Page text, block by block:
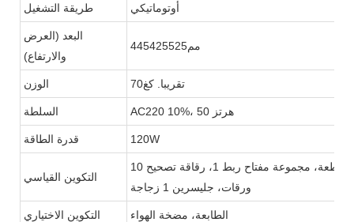
طريقة التشغيل أوتوماتيكي
البعد (العرض
والارتفاع)
مم445425525
الوزن تقريبا. كغ70
السلطة AC220 10%، 50 هرتز
قدرة الطاقة 120W
التكوين القياسي
غشاء مطاطي 1 قطعة، مجموعة مفتاح ربط 1، رقاقة تصحيح 10
ورقات، جليسرين 1 زجاجة
التكوين الاختياري الطابعة، مضخة الهواء